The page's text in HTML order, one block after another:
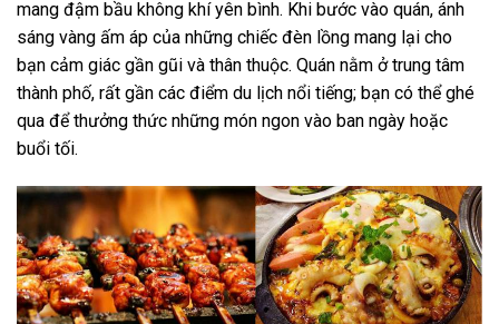
mang đậm bầu không khí yên bình. Khi bước vào quán, ánh
sáng vàng ấm áp của những chiếc đèn lồng mang lại cho
bạn cảm giác gần gũi và thân thuộc. Quán nằm ở trung tâm
thành phố, rất gần các điểm du lịch nổi tiếng; bạn có thể ghé
qua để thưởng thức những món ngon vào ban ngày hoặc
buổi tối.